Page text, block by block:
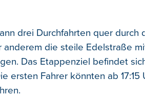
drei Durchfahrten quer
anderem die steile Edelstraße
Das Etappenziel befindet
ersten Fahrer könnten ab